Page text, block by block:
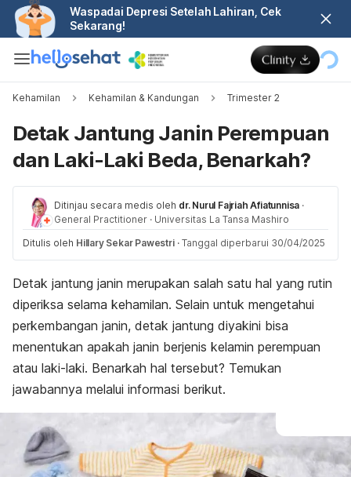
Waspadai Depresi Setelah Lahiran, Cek
Sekarang!
Kehamilan Kehamilan & Kandungan Trimester 2
Detak Jantung Janin Perempuan
dan Laki-Laki Beda, Benarkah?
Ditinjau secara medis oleh dr. Nurul Fajriah Afiatunnisa ·
General Practitioner · Universitas La Tansa Mashiro
Ditulis oleh Hillary Sekar Pawestri · Tanggal diperbarui 30/04/2025
Detak jantung janin merupakan salah satu hal yang rutin
diperiksa selama kehamilan. Selain untuk mengetahui
perkembangan janin, detak jantung diyakini bisa
menentukan apakah janin berjenis kelamin perempuan
atau laki-laki. Benarkah hal tersebut? Temukan
jawabannya melalui informasi berikut.